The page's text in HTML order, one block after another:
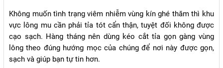
Không muốn tình trạng viêm nhiễm vùng kín ghé thăm thì khu
vực lông mu cần phải tỉa tót cẩn thận, tuyệt đối không được
cạo sạch. Hàng tháng nên dùng kéo cắt tỉa gọn gàng vùng
lông theo đúng hướng mọc của chúng để nơi này được gọn,
sạch và giúp bạn tự tin hơn.